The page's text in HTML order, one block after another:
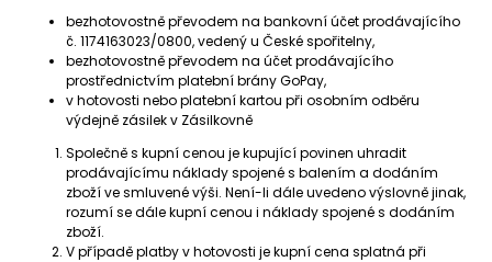
bezhotovostně převodem na bankovní účet prodávajícího
č. 1174163023/0800, vedený u České spořitelny,
bezhotovostně převodem na účet prodávajícího
prostřednictvím platební brány GoPay,
v hotovosti nebo platební kartou při osobním odběru
výdejně zásilek v Zásilkovně
Společně s kupní cenou je kupující povinen uhradit
prodávajícímu náklady spojené s balením a dodáním
zboží ve smluvené výši. Není-li dále uvedeno výslovně jinak,
rozumí se dále kupní cenou i náklady spojené s dodáním
zboží.
V případě platby v hotovosti je kupní cena splatná při